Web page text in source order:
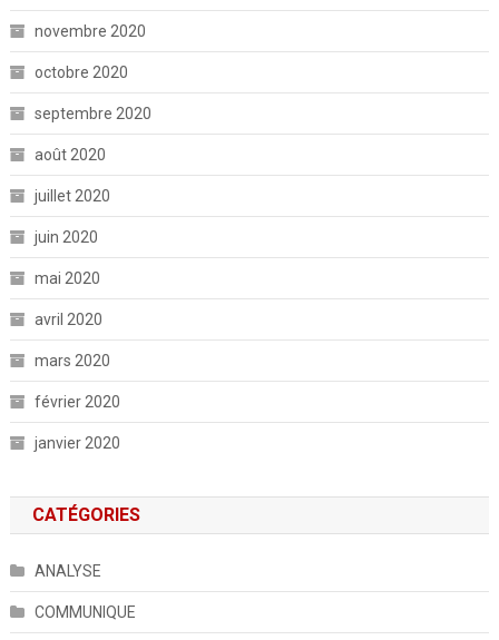
novembre 2020
octobre 2020
septembre 2020
août 2020
juillet 2020
juin 2020
mai 2020
avril 2020
mars 2020
février 2020
janvier 2020
CATÉGORIES
ANALYSE
COMMUNIQUE